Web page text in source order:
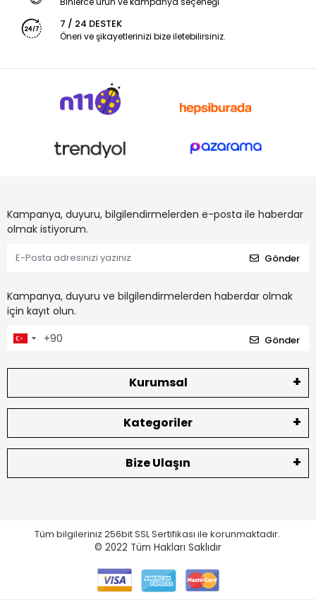
7 / 24 DESTEK
Öneri ve şikayetlerinizi bize iletebilirsiniz.
Kampanya, duyuru, bilgilendirmelerden e-posta ile haberdar
olmak istiyorum.
Gönder
Kampanya, duyuru ve bilgilendirmelerden haberdar olmak
için kayıt olun.
Gönder
Kurumsal
Kategoriler
Bize Ulaşın
Tüm bilgileriniz 256bit SSL Sertifikası ile korunmaktadır.
© 2022 Tüm Hakları Saklıdır